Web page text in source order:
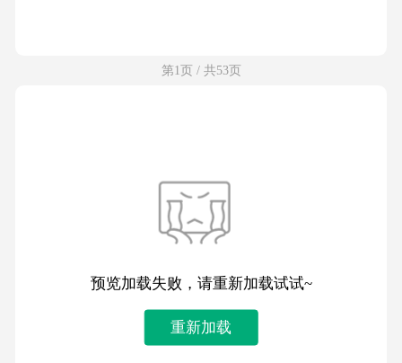
第1页 / 共53页
预览加载失败，请重新加载试试~
重新加载